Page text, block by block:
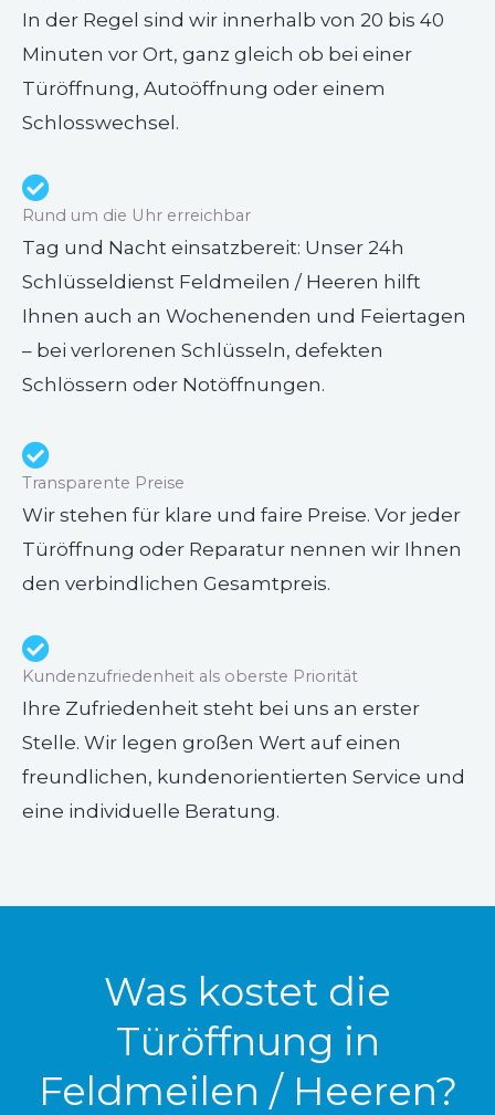
In der Regel sind wir innerhalb von 20 bis 40
Minuten vor Ort, ganz gleich ob bei einer
Türöffnung, Autoöffnung oder einem
Schlosswechsel.
Rund um die Uhr erreichbar
Tag und Nacht einsatzbereit: Unser 24h
Schlüsseldienst Feldmeilen / Heeren hilft
Ihnen auch an Wochenenden und Feiertagen
– bei verlorenen Schlüsseln, defekten
Schlössern oder Notöffnungen.
Transparente Preise
Wir stehen für klare und faire Preise. Vor jeder
Türöffnung oder Reparatur nennen wir Ihnen
den verbindlichen Gesamtpreis.
Kundenzufriedenheit als oberste Priorität
Ihre Zufriedenheit steht bei uns an erster
Stelle. Wir legen großen Wert auf einen
freundlichen, kundenorientierten Service und
eine individuelle Beratung.
Was kostet die
Türöffnung in
Feldmeilen / Heeren?